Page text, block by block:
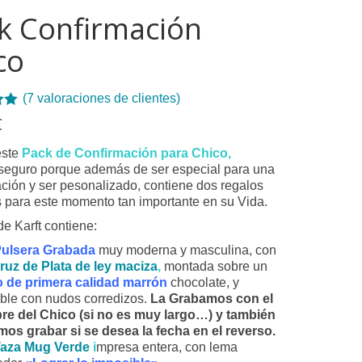
Confirmación
(7valoraciones de clientes)
Pack de Confirmación para Chico,
porque además de ser especial para una
y ser pesonalizado, contiene dos regalos
para este momento tan importante en su Vida.
Karft contiene:
Grabada muy moderna y masculina, con
de Plata de ley maciza, montada sobre un
de primera calidad marrón chocolate, y
con nudos corredizos. La Grabamos con el
del Chico (si no es muy largo…) y también
grabar si se desea la fecha en el reverso.
Mug Verde impresa entera, con lema